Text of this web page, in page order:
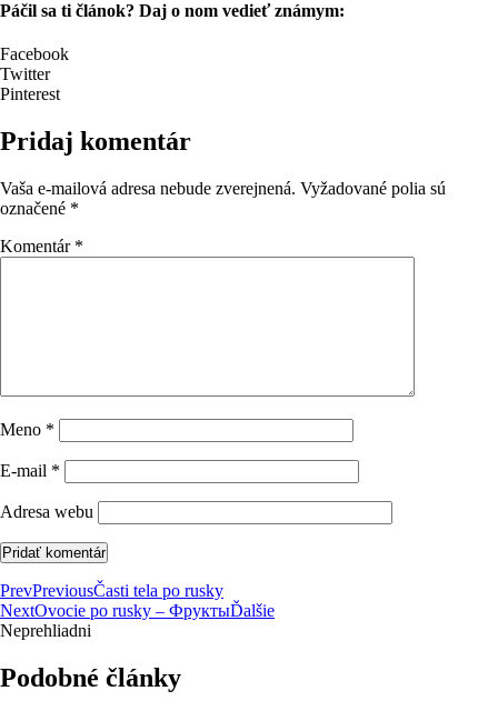
Páčil sa ti článok? Daj o nom vedieť známym:
Facebook
Twitter
Pinterest
Pridaj komentár
Vaša e-mailová adresa nebude zverejnená. Vyžadované polia sú
označené *
Komentár *
Meno *
E-mail *
Adresa webu
PrevPreviousČasti tela po rusky
NextOvocie po rusky – ФруктыĎalšie
Neprehliadni
Podobné články